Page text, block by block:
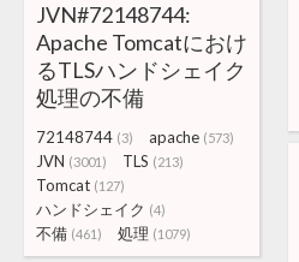
JVN#72148744:
Apache Tomcatにおけ
るTLSハンドシェイク
処理の不備
72148744 (3) apache (573)
JVN (3001) TLS (213)
Tomcat (127)
ハンドシェイク (4)
不備 (461) 処理 (1079)